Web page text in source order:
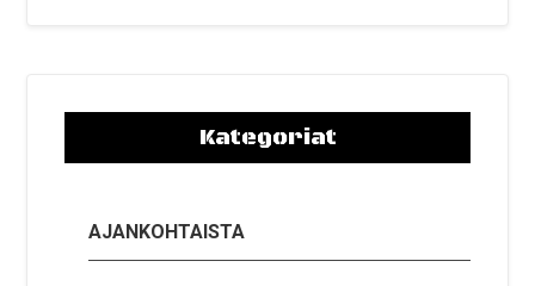
Kategoriat
AJANKOHTAISTA